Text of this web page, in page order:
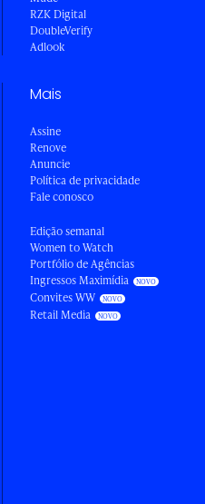
RZK Digital
DoubleVerify
Adlook
Mais
Assine
Renove
Anuncie
Política de privacidade
Fale conosco
Edição semanal
Women to Watch
Portfólio de Agências
Ingressos Maximídia
Convites WW
Retail Media